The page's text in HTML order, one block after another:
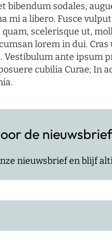
bibendum sodales,
mi a libero. Fusce
scelerisque ut,
lorem in dui.
ante ipsum
cubilia Curae; In
de nieuwsbrief
nieuwsbrief en blijf